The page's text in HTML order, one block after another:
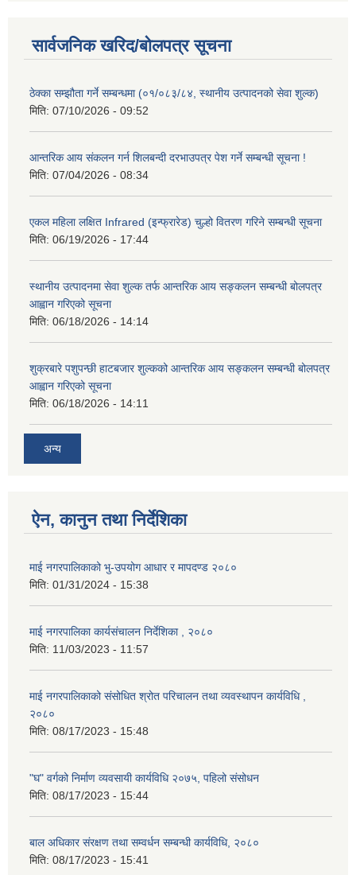
सार्वजनिक खरिद/बोलपत्र सूचना
ठेक्का सम्झौता गर्ने सम्बन्धमा (०१/०८३/८४, स्थानीय उत्पादनको सेवा शुल्क)
मिति: 07/10/2026 - 09:52
आन्तरिक आय संकलन गर्न शिलबन्दी दरभाउपत्र पेश गर्ने सम्बन्धी सूचना !
मिति: 07/04/2026 - 08:34
एकल महिला लक्षित Infrared (इन्फ्रारेड) चुल्हो वितरण गरिने सम्बन्धी सूचना
मिति: 06/19/2026 - 17:44
स्थानीय उत्पादनमा सेवा शुल्क तर्फ आन्तरिक आय सङ्कलन सम्बन्धी बोलपत्र
आह्वान गरिएको सूचना
मिति: 06/18/2026 - 14:14
शुक्रबारे पशुपन्छी हाटबजार शुल्कको आन्तरिक आय सङ्कलन सम्बन्धी बोलपत्र
आह्वान गरिएको सूचना
मिति: 06/18/2026 - 14:11
अन्य
ऐन, कानुन तथा निर्देशिका
माई नगरपालिकाको भु-उपयोग आधार र मापदण्ड २०८०
मिति: 01/31/2024 - 15:38
माई नगरपालिका कार्यसंचालन निर्देशिका , २०८०
मिति: 11/03/2023 - 11:57
माई नगरपालिकाको संसोधित श्रोत परिचालन तथा व्यवस्थापन कार्यविधि ,
२०८०
मिति: 08/17/2023 - 15:48
"घ" वर्गको निर्माण व्यवसायी कार्यविधि २०७५, पहिलो संसोधन
मिति: 08/17/2023 - 15:44
बाल अधिकार संरक्षण तथा सम्वर्धन सम्बन्धी कार्यविधि, २०८०
मिति: 08/17/2023 - 15:41